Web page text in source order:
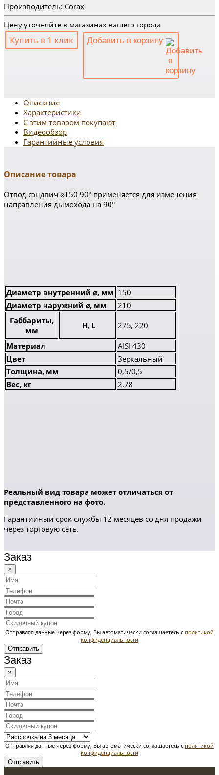
Производитель: Corax
Цену уточняйте в магазинах вашего города
Купить в 1 клик Добавить в корзину
Описание
Характеристики
С этим товаром покупают
Видеообзор
Гарантийные условия
Описание товара
Отвод сэндвич ⌀150 90° применяется для изменения
направления дымохода на 90°
Диаметр внутренний ⌀, мм 150
Диаметр наружний ⌀, мм
210
Габбариты,
мм
H, L 275, 220
Материал
AISI 430
Цвет
Зеркальный
Толщина, мм
0,5/0,5
Вес, кг
2.78
Реальный вид товара может отличаться от
представленного на фото.
Гарантийный срок службы 12 месяцев со дня продажи
через торговую сеть.
Заказ
×
Отправляя данные через форму, Вы автоматически соглашаетесь с политикой
конфиденциальности
Отправить
Заказ
×
Отправляя данные через форму, Вы автоматически соглашаетесь с политикой
конфиденциальности
Отправить